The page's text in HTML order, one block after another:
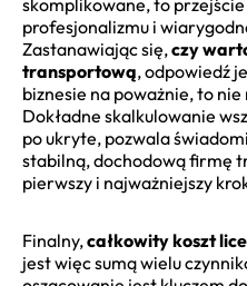
skomplikowane, to
profesjonalizmu i
Zastanawiając się,czy
transportową, odpowiedź
biznesie na poważnie, to
Dokładne skalkulowanie
po ukryte, pozwala
stabilną, dochodową firmę
pierwszy i najważniejszy
Finalny,całkowity koszt
jest więc sumą wielu